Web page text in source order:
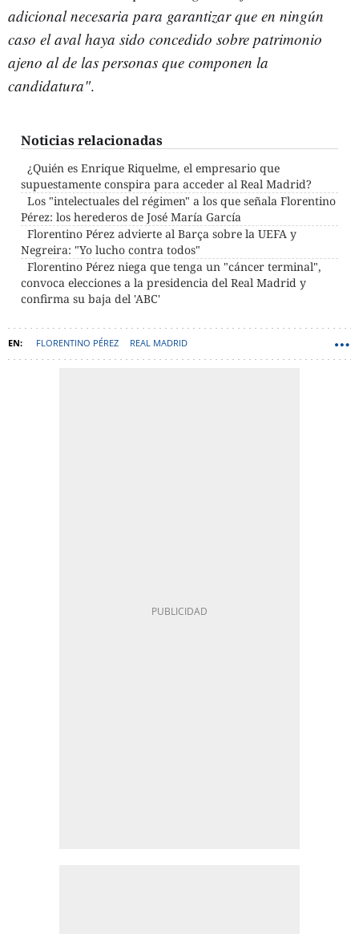
adicional necesaria para garantizar que en ningún
caso el aval haya sido concedido sobre patrimonio
ajeno al de las personas que componen la
candidatura".
Noticias relacionadas
¿Quién es Enrique Riquelme, el empresario que
supuestamente conspira para acceder al Real Madrid?
Los "intelectuales del régimen" a los que señala Florentino
Pérez: los herederos de José María García
Florentino Pérez advierte al Barça sobre la UEFA y
Negreira: "Yo lucho contra todos"
Florentino Pérez niega que tenga un "cáncer terminal",
convoca elecciones a la presidencia del Real Madrid y
confirma su baja del 'ABC'
FLORENTINO PÉREZ REAL MADRID